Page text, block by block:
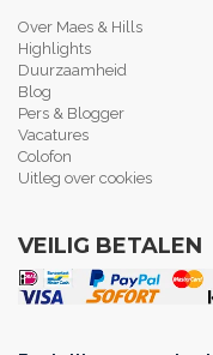
Over Maes & Hills
Highlights
Duurzaamheid
Blog
Pers & Blogger
Vacatures
Colofon
Uitleg over cookies
VEILIG BETALEN